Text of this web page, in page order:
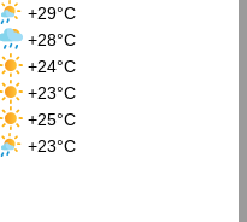
+29°C
+28°C
+24°C
+23°C
+25°C
+23°C